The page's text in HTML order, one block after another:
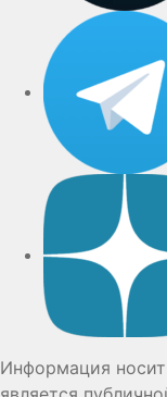
Информация